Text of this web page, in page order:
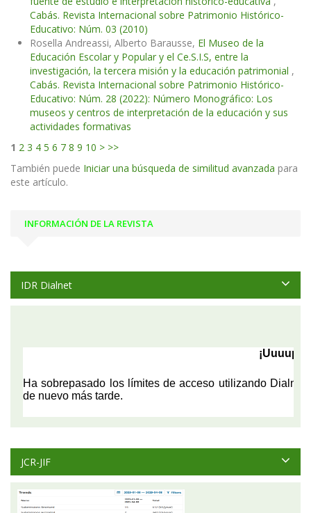
Cabás. Revista Internacional sobre Patrimonio Histórico-
Educativo: Núm. 03 (2010)
Rosella Andreassi, Alberto Barausse, El Museo de la
Educación Escolar y Popular y el Ce.S.I.S, entre la
investigación, la tercera misión y la educación patrimonial ,
Cabás. Revista Internacional sobre Patrimonio Histórico-
Educativo: Núm. 28 (2022): Número Monográfico: Los
museos y centros de interpretación de la educación y sus
actividades formativas
1 2 3 4 5 6 7 8 9 10 > >>
También puede Iniciar una búsqueda de similitud avanzada para
este artículo.
INFORMACIÓN DE LA REVISTA
IDR Dialnet
JCR-JIF